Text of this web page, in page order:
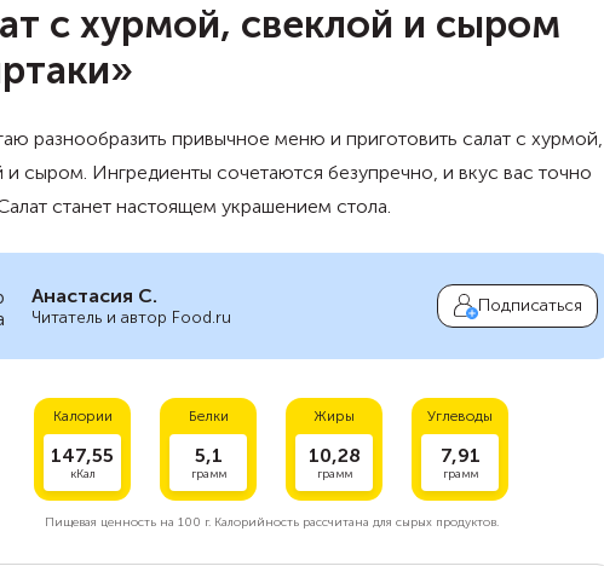
с хурмой, свеклой и сыром
разнообразить привычное меню и приготовить салат с хурмой,
и сыром. Ингредиенты сочетаются безупречно, и вкус вас точно
станет настоящем украшением стола.
Анастасия С.
Читатель и автор Food.ru
Подписаться
Калории
147,55
кКал
Белки
5,1
грамм
Жиры
10,28
грамм
Углеводы
7,91
грамм
Пищевая ценность на 100 г.Калорийность рассчитана для сырых продуктов.